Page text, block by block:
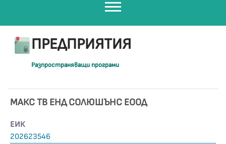
ПРЕДПРИЯТИЯ
Разпространяващи програми
МАКС ТВ ЕНД СОЛЮШЪНС ЕООД
ЕИК
202623546